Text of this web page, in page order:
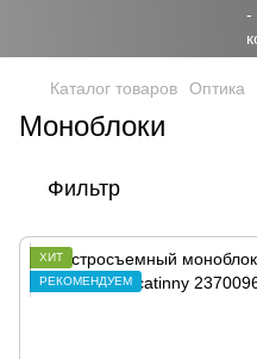
Каталог товаров Оптика
Моноблоки
Фильтр
ХИТ
РЕКОМЕНДУЕМ